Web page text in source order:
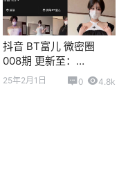
抖音 BT富儿 微密圈
008期 更新至：
2025.1.20
25年2月1日 0 4.8k